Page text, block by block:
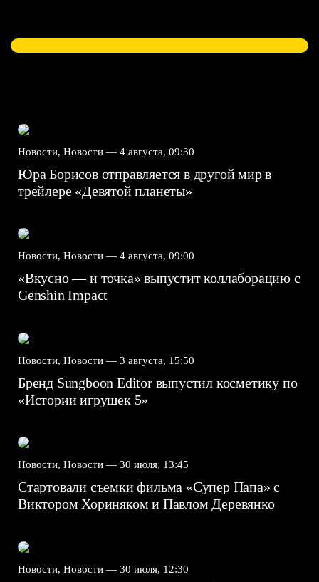
Новости, Новости — 4 августа, 09:30
Юра Борисов отправляется в другой мир в
трейлере «Девятой планеты»
Новости, Новости — 4 августа, 09:00
«Вкусно — и точка» выпустит коллаборацию с
Genshin Impact⁠⁠
Новости, Новости — 3 августа, 15:50
Бренд Sungboon Editor выпустил косметику по
«Истории игрушек 5»
Новости, Новости — 30 июля, 13:45
Стартовали съемки фильма «Супер Папа» с
Виктором Хориняком и Павлом Деревянко
Новости, Новости — 30 июля, 12:30